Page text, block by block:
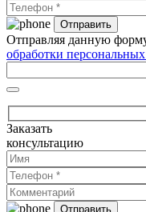
Отправляя данную
обработки
Заказать
консультацию